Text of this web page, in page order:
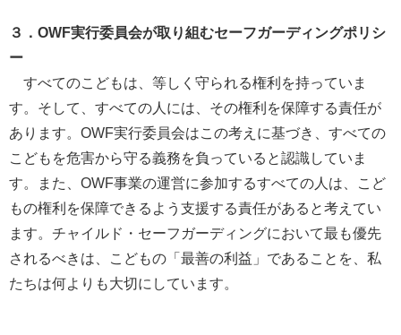
３．OWF実行委員会が取り組むセーフガーディングポリシ
ー
すべてのこどもは、等しく守られる権利を持っていま
す。そして、すべての人には、その権利を保障する責任が
あります。OWF実行委員会はこの考えに基づき、すべての
こどもを危害から守る義務を負っていると認識していま
す。また、OWF事業の運営に参加するすべての人は、こど
もの権利を保障できるよう支援する責任があると考えてい
ます。チャイルド・セーフガーディングにおいて最も優先
されるべきは、こどもの「最善の利益」であることを、私
たちは何よりも大切にしています。